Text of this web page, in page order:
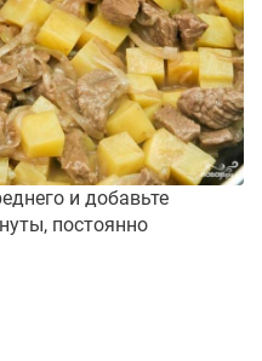
и добавьте
постоянно